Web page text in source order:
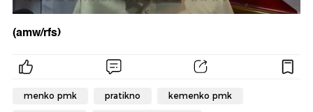
(amw/rfs)
menko pmk pratikno kemenko pmk